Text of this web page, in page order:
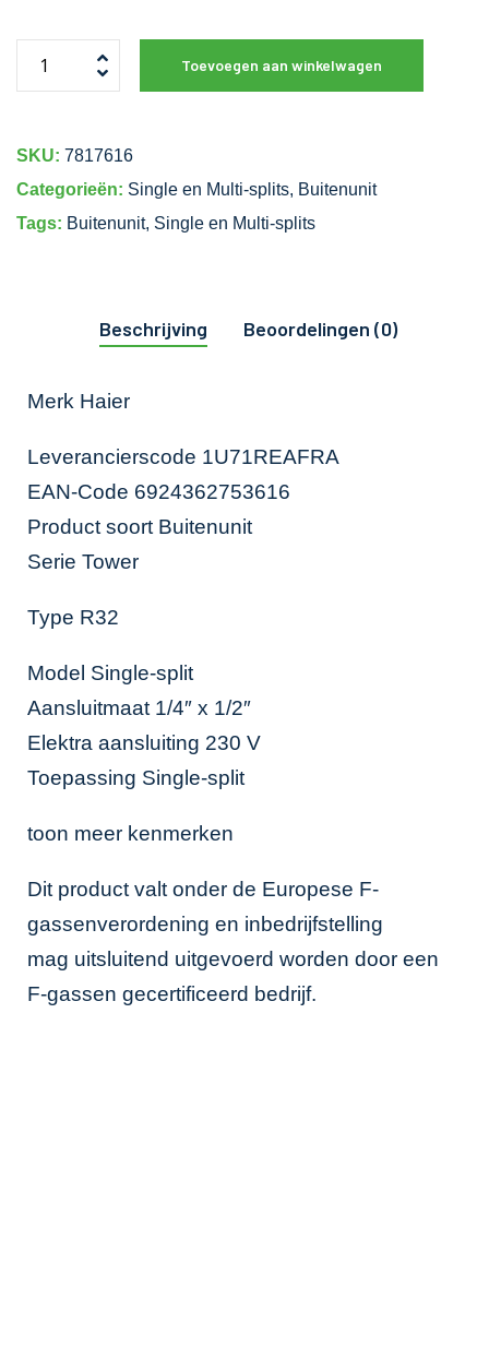
Toevoegen aan winkelwagen
SKU: 7817616
Categorieën: Single en Multi-splits, Buitenunit
Tags: Buitenunit, Single en Multi-splits
Beschrijving Beoordelingen (0)
Merk Haier
Leverancierscode 1U71REAFRA
EAN-Code 6924362753616
Product soort Buitenunit
Serie Tower
Type R32
Model Single-split
Aansluitmaat 1/4″ x 1/2″
Elektra aansluiting 230 V
Toepassing Single-split
toon meer kenmerken
Dit product valt onder de Europese F-
gassenverordening en inbedrijfstelling
mag uitsluitend uitgevoerd worden door een
F-gassen gecertificeerd bedrijf.